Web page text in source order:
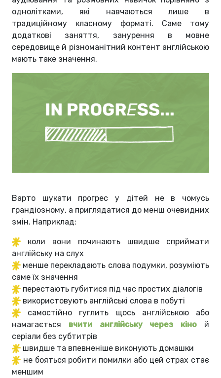
однолітками, які навчаються лише в
традиційному класному форматі. Саме тому
додаткові заняття, занурення в мовне
середовище й різноманітний контент англійською
мають таке значення.
Варто шукати прогрес у дітей не в чомусь
грандіозному, а приглядатися до менш очевидних
змін. Наприклад:
коли вони починають швидше сприймати
англійську на слух
менше перекладають слова подумки, розуміють
саме їх значення
перестають губитися під час простих діалогів
використовують англійські слова в побуті
самостійно гуглить щось англійською або
намагається вчити англійську через кіно й
серіали без субтитрів
швидше та впевненіше виконують домашки
не бояться робити помилки або цей страх стає
меншим